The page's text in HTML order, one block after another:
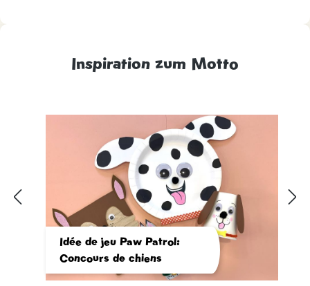
Inspiration zum Motto
Idée de jeu Paw Patrol:
Concours de chiens